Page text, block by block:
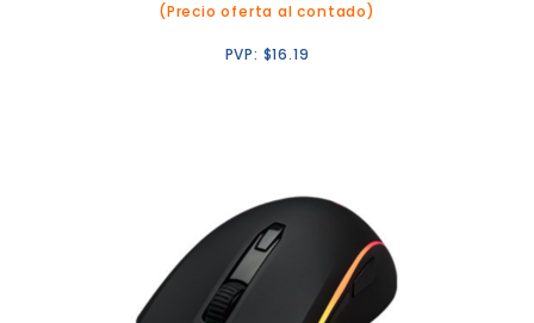
(Precio oferta al contado)
PVP: $16.19